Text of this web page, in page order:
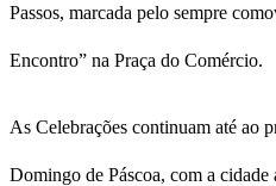
Passos, marcada pelo sempre
Encontro” na Praça do Comércio.
As Celebrações continuam até ao
Domingo de Páscoa, com a cidade